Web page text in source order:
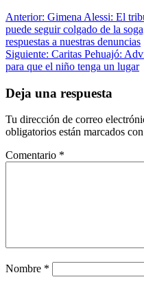
Navegación
de
entradas
Anterior: Gimena Alessi: El
puede seguir colgado de la
respuestas a nuestras denuncias
Siguiente: Caritas Pehuajó:
para que el niño tenga un lugar
Deja una respuesta
Tu dirección de correo
obligatorios están marcados con
Comentario *
Nombre *